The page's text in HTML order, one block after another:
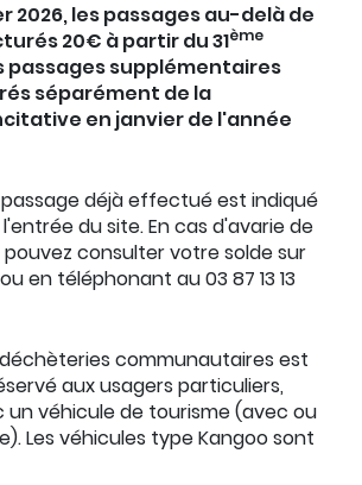
2026, les passages au-delà de
20€ à partir du 31ème
passages supplémentaires
séparément de la
en janvier de l'année
déjà effectué est indiqué
du site. En cas d'avarie de
consulter votre solde sur
ou en téléphonant au 03 87 13 13
communautaires est
aux usagers particuliers,
véhicule de tourisme (avec ou
Les véhicules type Kangoo sont